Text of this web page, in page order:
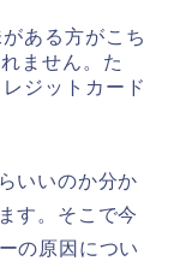
ある方がこち
ません。た
ジットカード
いいのか分か
す。そこで今
の原因につい